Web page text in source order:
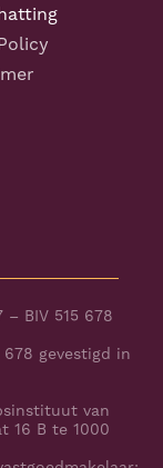
– BIV 515 678
678 gevestigd in
van
16 B te 1000